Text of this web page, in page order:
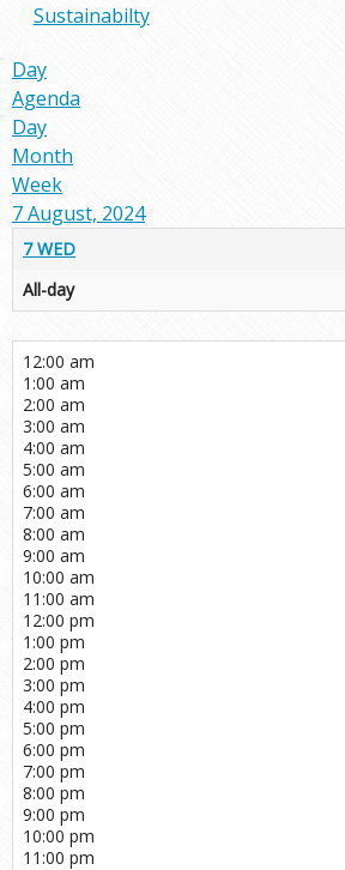
Sustainabilty
Day
Agenda
Day
Month
Week
7 August, 2024
7 WED
All-day
12:00 am
1:00 am
2:00 am
3:00 am
4:00 am
5:00 am
6:00 am
7:00 am
8:00 am
9:00 am
10:00 am
11:00 am
12:00 pm
1:00 pm
2:00 pm
3:00 pm
4:00 pm
5:00 pm
6:00 pm
7:00 pm
8:00 pm
9:00 pm
10:00 pm
11:00 pm